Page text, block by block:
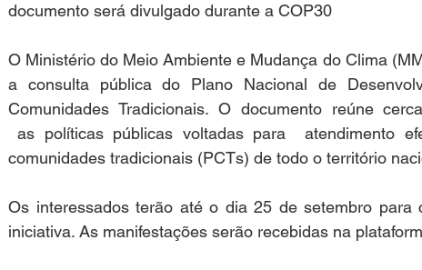
documento será divulgado durante a COP30
O Ministério do Meio Ambiente e Mudança do Clima
a consulta pública do Plano Nacional de
Comunidades Tradicionais. O documento reúne
as políticas públicas voltadas para  atendimento
comunidades tradicionais (PCTs) de todo o território
Os interessados terão até o dia 25 de setembro para
iniciativa. As manifestações serão recebidas na